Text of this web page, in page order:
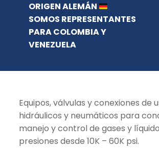
ORIGEN ALEMÁN
SOMOS REPRESENTANTES
PARA COLOMBIA Y
VENEZUELA
Equipos, válvulas y conexiones de
hidráulicos y neumáticos para
manejo y control de gases y
presiones desde 10K – 60K psi.